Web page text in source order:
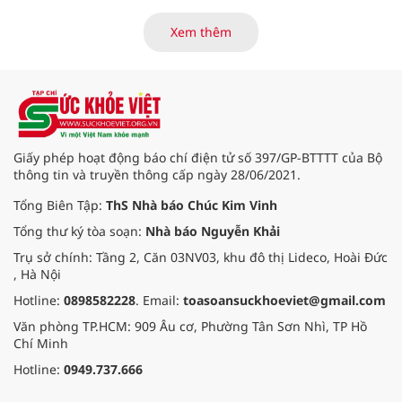
Xem thêm
Giấy phép hoạt động báo chí điện tử số 397/GP-BTTTT của Bộ
thông tin và truyền thông cấp ngày 28/06/2021.
Tổng Biên Tập: ThS Nhà báo Chúc Kim Vinh
Tổng thư ký tòa soạn: Nhà báo Nguyễn Khải
Trụ sở chính: Tầng 2, Căn 03NV03, khu đô thị Lideco, Hoài Đức
, Hà Nội
Hotline: 0898582228. Email: toasoansuckhoeviet@gmail.com
Văn phòng TP.HCM: 909 Âu cơ, Phường Tân Sơn Nhì, TP Hồ
Chí Minh
Hotline: 0949.737.666